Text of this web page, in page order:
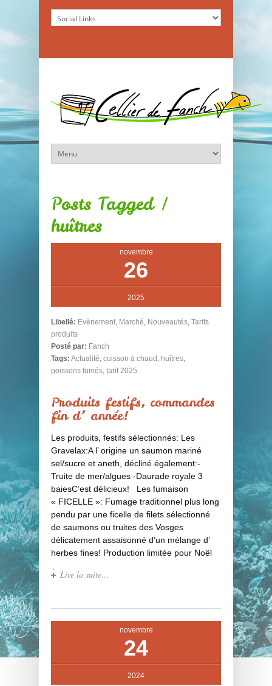
Posts Tagged /
huîtres
novembre
26
2025
Libellé: Evènement, Marché, Nouveautés, Tarifs
produits
Posté par: Fanch
Tags: Actualité, cuisson à chaud , huîtres,
poissons fumés, tarif 2025
Produits festifs, commandes
fin d’ année!
Les produits, festifs sélectionnés: Les
Gravelax:A l’ origine un saumon mariné
sel/sucre et aneth, décliné également:-
Truite de mer/algues -Daurade royale 3
baiesC’est délicieux! Les fumaison
« FICELLE »: Fumage traditionnel plus long
pendu par une ficelle de filets sélectionné
de saumons ou truites des Vosges
délicatement assaisonné d’un mélange d’
herbes fines! Production limitée pour Noël
Lire la suite…
novembre
24
2024